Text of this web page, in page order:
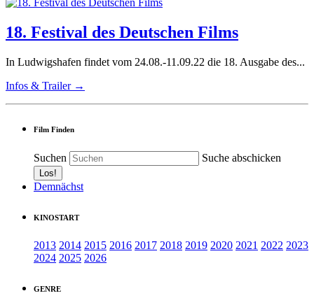
18. Festival des Deutschen Films
In Ludwigshafen findet vom 24.08.-11.09.22 die 18. Ausgabe des...
Infos & Trailer →
Film Finden
Suchen Suche abschicken
Demnächst
KINOSTART
2013 2014 2015 2016 2017 2018 2019 2020 2021 2022 2023
2024 2025 2026
GENRE